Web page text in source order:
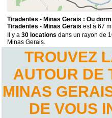
Tiradentes - Minas Gerais : Ou
Tiradentes - Minas Gerais est à 67
Il y a30 locations dans un rayon de
Minas Gerais.
TROUVEZ
AUTOUR DE
MINAS
DE VOUS